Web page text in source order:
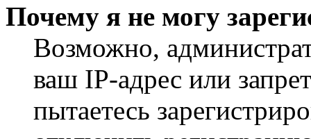
Почему я не могу
Возможно,
ваш IP-адрес или
пытаетесь